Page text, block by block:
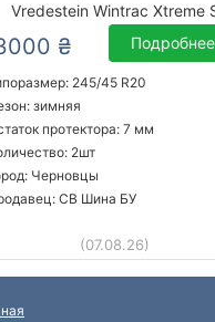
Vredestein Wintrac Xtreme
₴ Подробнее
245/45 R20
зимняя
протектора: 7 мм
2шт
Черновцы
СВ Шина БУ
(07.08.26)